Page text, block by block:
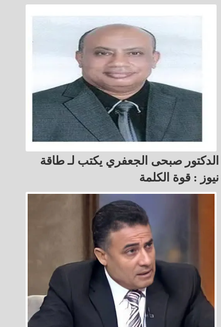
الدكتور صبحى الجعفري يكتب لـ طاقة
نيوز : قوة الكلمة